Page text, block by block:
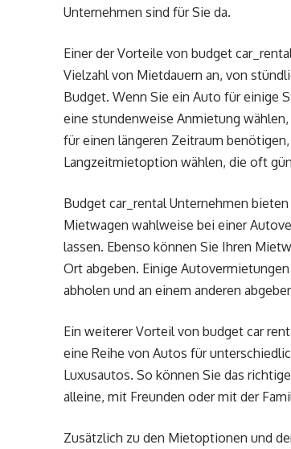
Unternehmen sind für Sie da.
Einer der Vorteile von budget
Vielzahl von Mietdauern an, von
Budget. Wenn Sie ein Auto für einige
eine stundenweise Anmietung
für einen längeren Zeitraum
Langzeitmietoption wählen, die oft
Budget car_rental Unternehmen
Mietwagen wahlweise bei einer
lassen. Ebenso können Sie Ihren
Ort abgeben. Einige
abholen und an einem anderen
Ein weiterer Vorteil von budget car
eine Reihe von Autos für
Luxusautos. So können Sie das
alleine, mit Freunden oder mit der
Zusätzlich zu den Mietoptionen und